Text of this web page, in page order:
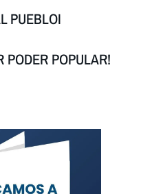
PUEBLOI
PODER POPULAR!